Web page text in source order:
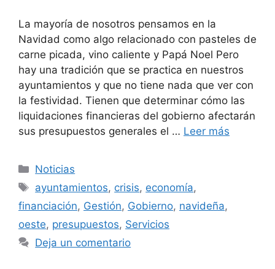
La mayoría de nosotros pensamos en la
Navidad como algo relacionado con pasteles de
carne picada, vino caliente y Papá Noel Pero
hay una tradición que se practica en nuestros
ayuntamientos y que no tiene nada que ver con
la festividad. Tienen que determinar cómo las
liquidaciones financieras del gobierno afectarán
sus presupuestos generales el … Leer más
Categorías
Noticias
Etiquetas
ayuntamientos, crisis, economía,
financiación, Gestión, Gobierno, navideña,
oeste, presupuestos, Servicios
Deja un comentario